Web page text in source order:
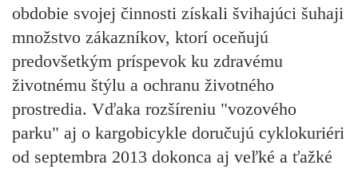
obdobie svojej činnosti získali švihajúci šuhaji
množstvo zákazníkov, ktorí oceňujú
predovšetkým príspevok ku zdravému
životnému štýlu a ochranu životného
prostredia. Vďaka rozšíreniu "vozového
parku" aj o kargobicykle doručujú cyklokuriéri
od septembra 2013 dokonca aj veľké a ťažké